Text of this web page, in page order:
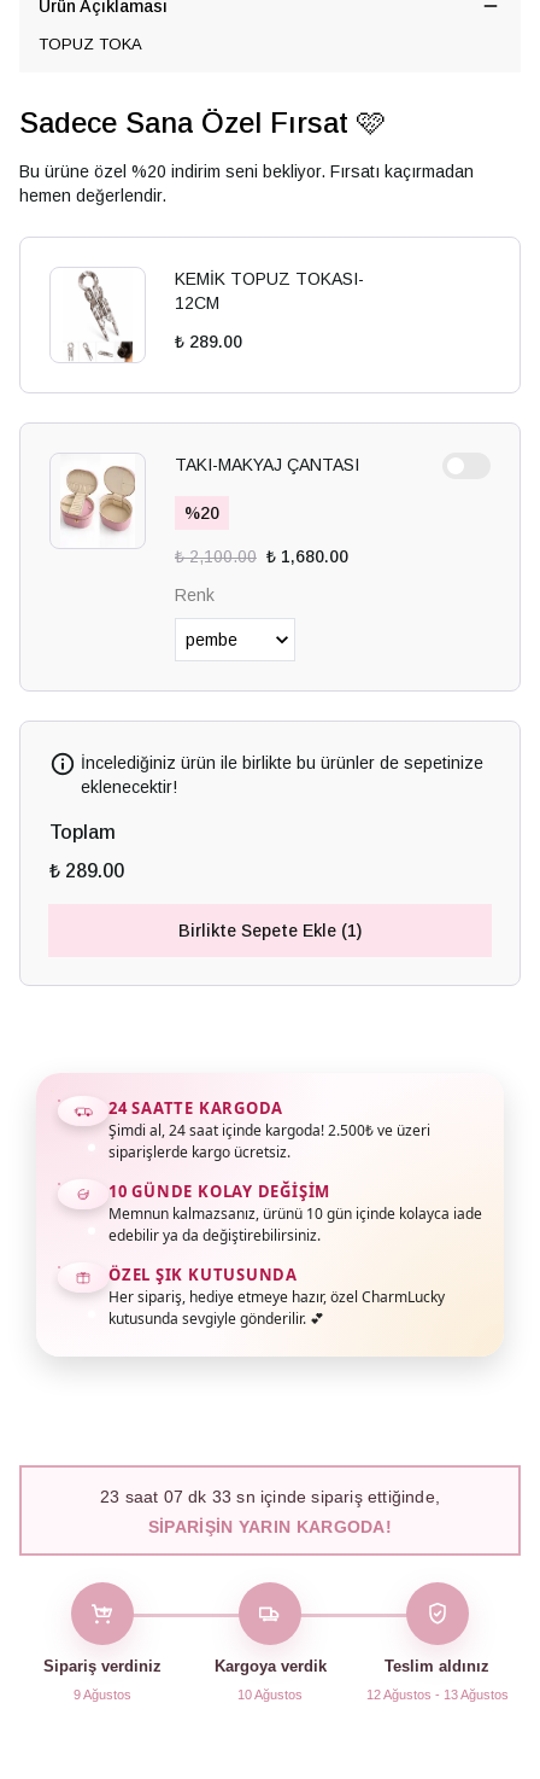
Ürün Açıklaması
TOPUZ TOKA
Sadece Sana Özel Fırsat 🩷
Bu ürüne özel %20 indirim seni bekliyor. Fırsatı kaçırmadan
hemen değerlendir.
KEMİK TOPUZ TOKASI-
12CM
₺ 289.00
TAKI-MAKYAJ ÇANTASI
%20
₺ 2,100.00 ₺ 1,680.00
Renk
İncelediğiniz ürün ile birlikte bu ürünler de sepetinize
eklenecektir!
Toplam
₺ 289.00
Birlikte Sepete Ekle (1)
24 SAATTE KARGODA
Şimdi al, 24 saat içinde kargoda! 2.500₺ ve üzeri
siparişlerde kargo ücretsiz.
10 GÜNDE KOLAY DEĞIŞIM
Memnun kalmazsanız, ürünü 10 gün içinde kolayca iade
edebilir ya da değiştirebilirsiniz.
ÖZEL ŞIK KUTUSUNDA
Her sipariş, hediye etmeye hazır, özel CharmLucky
kutusunda sevgiyle gönderilir. 💕
23 saat 07 dk 32 sn içinde sipariş ettiğinde,
SIPARIŞIN YARIN KARGODA!
Sipariş verdiniz
9 Ağustos
Kargoya verdik
10 Ağustos
Teslim aldınız
12 Ağustos - 13 Ağustos